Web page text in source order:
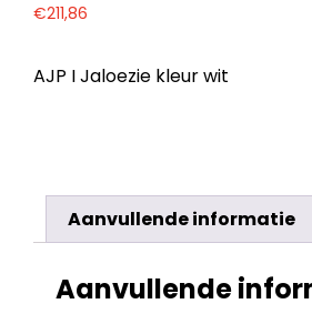
€211,86
AJP I Jaloezie kleur wit
Aanvullende informatie
Aanvullende